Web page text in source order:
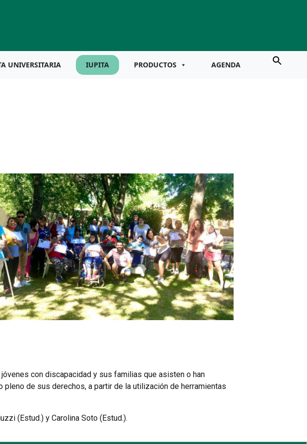
UNIVERSITARIA IUPITA PRODUCTOS AGENDA
Sin leyenda
con discapacidad y sus familias que asisten o han
de sus derechos, a partir de la utilización de herramientas
(Estud.) y Carolina Soto (Estud.).